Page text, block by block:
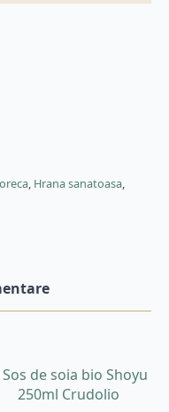
, Hrana sanatoasa,